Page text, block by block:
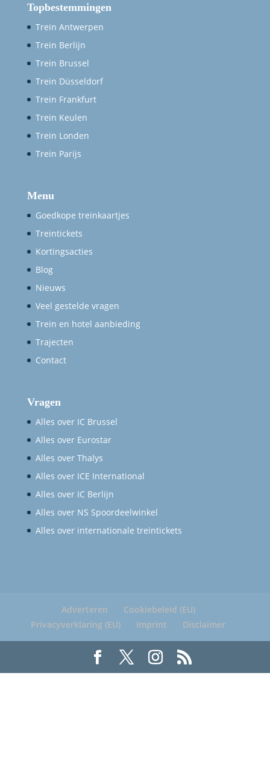
Topbestemmingen
Trein Antwerpen
Trein Berlijn
Trein Brussel
Trein Düsseldorf
Trein Frankfurt
Trein Keulen
Trein Londen
Trein Parijs
Menu
Goedkope treinkaartjes
Treintickets
Kortingsacties
Blog
Nieuws
Veel gestelde vragen
Trein en hotel aanbieding
Trajecten
Contact
Vragen
Alles over IC Brussel
Alles over Eurostar
Alles over Thalys
Alles over ICE International
Alles over IC Berlijn
Alles over NS Spoordeelwinkel
Alles over internationale treintickets
Adverteren
Cookiebeleid (EU)
Privacyverklaring (EU)
Imprint Disclaimer